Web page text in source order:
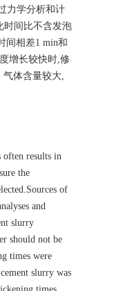
力学分析和计
时间比不含发泡
间相差1 min和
增长较快时,修
气体含量较大,
often results in
the
of
and
slurry
should not be
times were
slurry was